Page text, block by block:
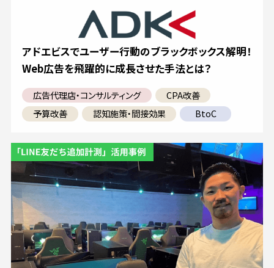
アドエビスでユーザー行動のブラックボックス解明！
Web広告を飛躍的に成長させた手法とは？
広告代理店・コンサルティング
CPA改善
予算改善
認知施策・間接効果 BtoC